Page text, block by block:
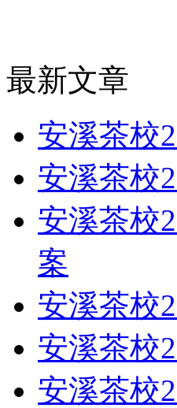
最新文章
安溪茶校
安溪茶校
安溪茶校
案
安溪茶校
安溪茶校
安溪茶校